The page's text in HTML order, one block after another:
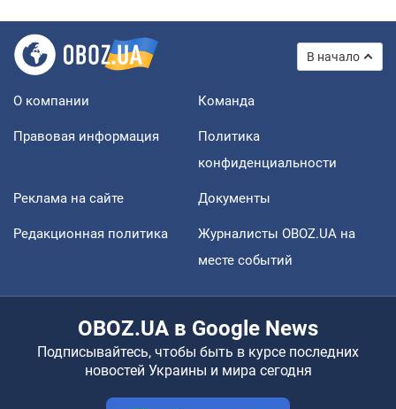
В начало
О компании Команда
Правовая информация
Политика
конфиденциальности
Реклама на сайте Документы
Редакционная политика
Журналисты OBOZ.UA на
месте событий
OBOZ.UA в Google News
Подписывайтесь, чтобы быть в курсе последних
новостей Украины и мира сегодня